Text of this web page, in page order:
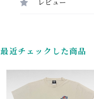
レビュー
最近チェックした商品